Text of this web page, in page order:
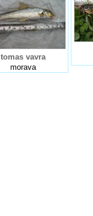
tomas vavra
morava